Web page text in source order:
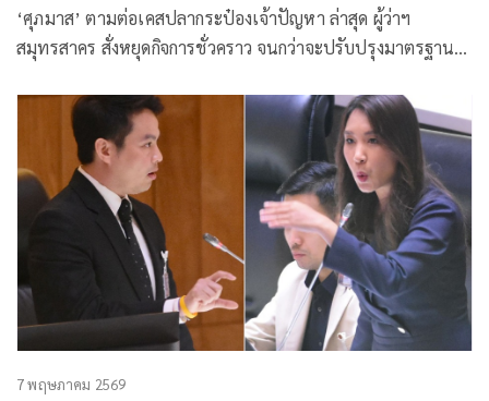
‘ศุภมาส’ ตามต่อเคสปลากระป๋องเจ้าปัญหา ล่าสุด ผู้ว่าฯ
สมุทรสาคร สั่งหยุดกิจการชั่วคราว จนกว่าจะปรับปรุงมาตรฐาน
บริโภค
7 พฤษภาคม 2569